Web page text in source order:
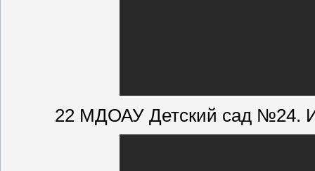
22 МДОАУ Детский сад №24.